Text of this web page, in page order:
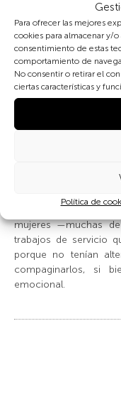
Para ofrecer las mejores
cookies para almacenar y/
consentimiento de estas
comportamiento de
No consentir o retirar el
ciertas características y
Política de
respectivamente) y
regiones donde
las que el trabajo
familiares no es
diferencias es Asia
En España y otros
servicios y
definido hasta hace
profesionales
mujeres —muchas
trabajos de servicio
porque no tenían
compaginarlos, si
emocional.